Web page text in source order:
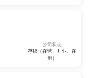
公司状态
存续（在营、开业、在
册）